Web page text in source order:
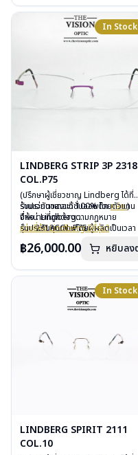
In Stock
LINDBERG STRIP 3P 2318
COL.P75
(ปรึกษาผู้เชี่ยวชาญ Lindberg ได้ที่
ร้านแว่นตาเดอะวิชั่นออพติคคลิก)
รับประกันของแท้ 100% โดยตัวแทน
จำหน่ายที่ถูกต้องตามกฏหมาย
รับประกันคุณภาพโดยผู้ผลิตเป็นเวลา
ฟรีอะไหล่ ซิลิโคนจมูก และยางหุ้มขา
ฟรีสลักชื่อบนขาแว่นได้สูงสุด 27 ตัว
ยี่ห้อ : Lindberg
รุ่น : 2318COL.P75
เลนส์ : Demo Lens
น้ำหนัก : 13 กรัม
อุปกรณ์ : กล่องแว่น, ผ้าเช็ดแว่น
การรับประกัน : 3 ปี
แว่นยี่ห้อ Lindberg มีกี่รุ่น?
฿26,000.00 หยิบลงต
In Stock
LINDBERG SPIRIT 2111
COL.10